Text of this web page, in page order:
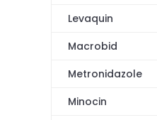
Levaquin
Macrobid
Metronidazole
Minocin